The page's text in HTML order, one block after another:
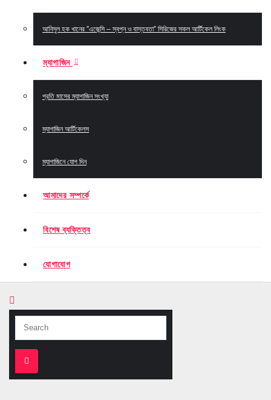
আনিসুল হক খানের ”এজেন্সি – স্বপ্ন ও বাস্তবতা” সিরিজের সকল আর্টিকেল লিংক
ম্যাগাজিন
প্রতি মাসের ম্যাগাজিন সংখ্যা
ম্যাগাজিন আর্টিকেলস
ম্যাগাজিনে যোগ দিন
আমাদের সম্পর্কে
বিশেষ ব্যক্তিত্ব
যোগাযোগ